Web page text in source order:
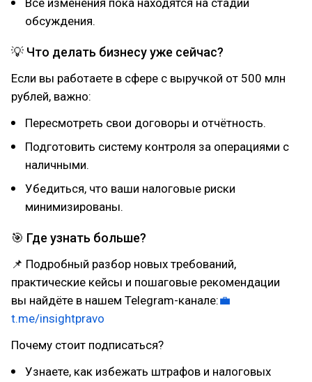
Все изменения пока находятся на стадии
обсуждения.
💡 Что делать бизнесу уже сейчас?
Если вы работаете в сфере с выручкой от 500 млн
рублей, важно:
Пересмотреть свои договоры и отчётность.
Подготовить систему контроля за операциями с
наличными.
Убедиться, что ваши налоговые риски
минимизированы.
🎯 Где узнать больше?
📌 Подробный разбор новых требований,
практические кейсы и пошаговые рекомендации
вы найдёте в нашем Telegram-канале:💼
t.me/insightpravo
Почему стоит подписаться?
Узнаете, как избежать штрафов и налоговых